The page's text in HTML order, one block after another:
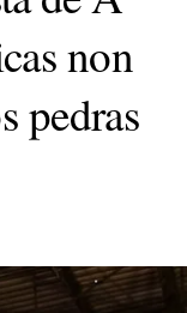
non
pedras